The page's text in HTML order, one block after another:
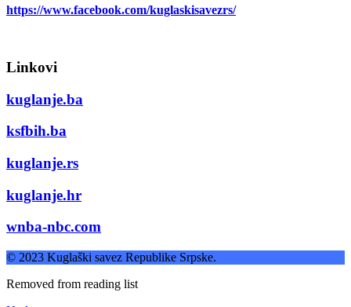
https://www.facebook.com/kuglaskisavezrs/
Linkovi
kuglanje.ba
ksfbih.ba
kuglanje.rs
kuglanje.hr
wnba-nbc.com
© 2023 Kuglaški savez Republike Srpske.
Removed from reading list